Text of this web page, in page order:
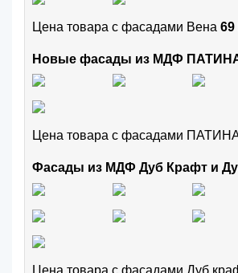
Цена товара с фасадами Вена 69
Новые фасады из МДФ
Цена товара с фасадами
Фасады из МДФ Дуб Крафт и